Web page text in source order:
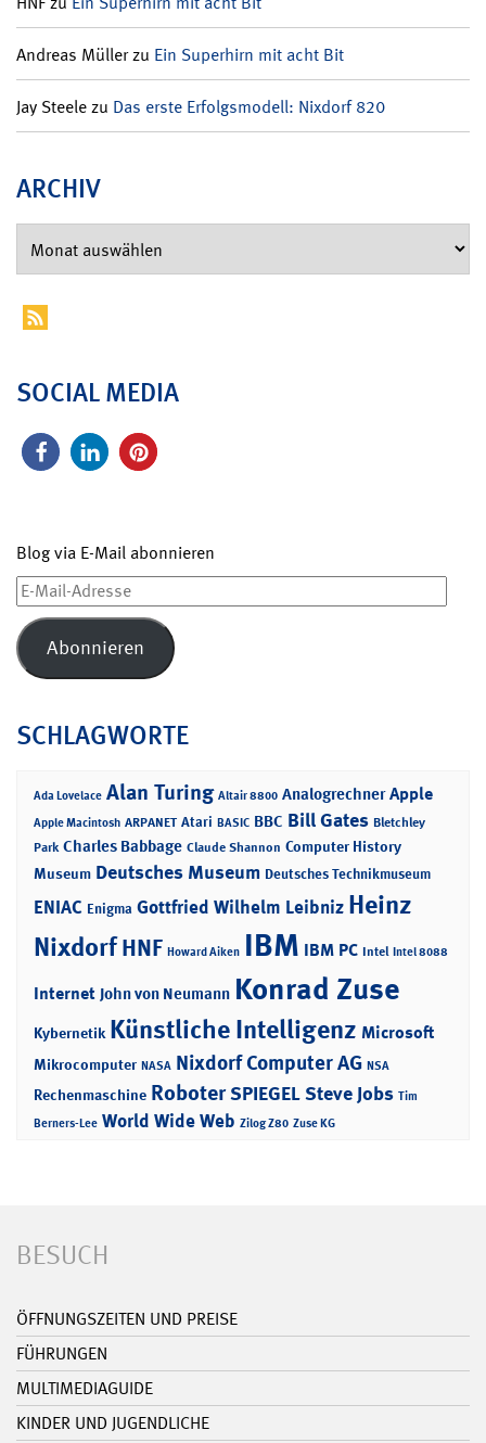
Andreas Müllerzu Ein Superhirn mit acht Bit
Jay Steelezu Das erste Erfolgsmodell: Nixdorf 820
ARCHIV
SOCIAL MEDIA
Blog via E-Mail abonnieren
E-
Mail-
Adresse
Abonnieren
SCHLAGWORTE
Ada Lovelace Alan Turing Altair 8800 Analogrechner Apple
Apple Macintosh ARPANET Atari BASIC BBC Bill Gates Bletchley
Park Charles Babbage Claude Shannon Computer History
Museum Deutsches Museum Deutsches Technikmuseum
ENIAC Enigma Gottfried Wilhelm Leibniz Heinz
NixdorfHNF Howard Aiken IBM IBM PC Intel Intel 8088
Internet John von Neumann Konrad Zuse
Kybernetik Künstliche Intelligenz Microsoft
Mikrocomputer NASA Nixdorf Computer AG NSA
Rechenmaschine RoboterSPIEGELSteve Jobs Tim
Berners-Lee World Wide Web Zilog Z80 Zuse KG
BESUCH
ÖFFNUNGSZEITEN UND PREISE
FÜHRUNGEN
MULTIMEDIAGUIDE
KINDER UND JUGENDLICHE